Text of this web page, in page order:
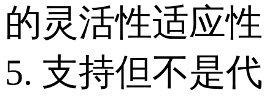
的灵活性适应性
5. 支持但不是代